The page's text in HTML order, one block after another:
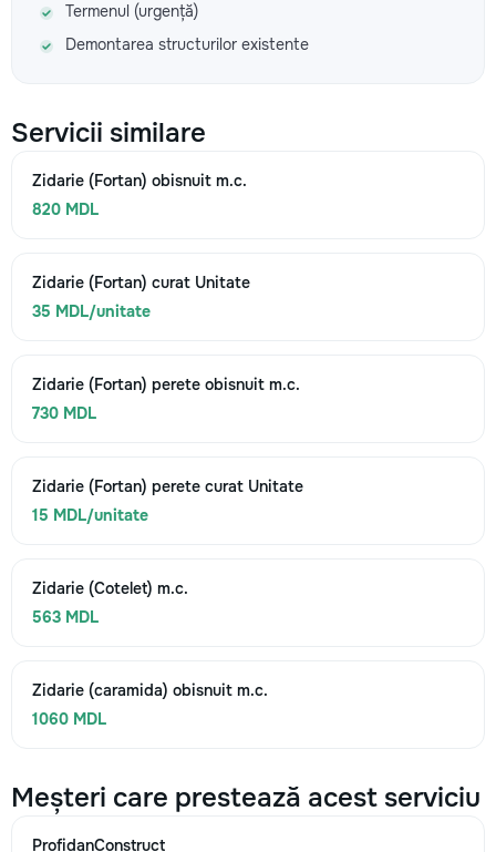
Termenul (urgență)
Demontarea structurilor existente
Servicii similare
Zidarie (Fortan) obisnuit m.c.
820 MDL
Zidarie (Fortan) curat Unitate
35 MDL/unitate
Zidarie (Fortan) perete obisnuit m.c.
730 MDL
Zidarie (Fortan) perete curat Unitate
15 MDL/unitate
Zidarie (Cotelet) m.c.
563 MDL
Zidarie (caramida) obisnuit m.c.
1060 MDL
Meșteri care prestează acest serviciu
ProfidanConstruct